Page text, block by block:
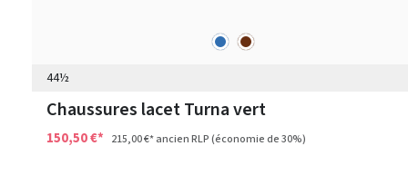
bleu marron
44½
Chaussures lacet Turna vert
150,50 €* 215,00 €*ancien RLP(économie de 30%)